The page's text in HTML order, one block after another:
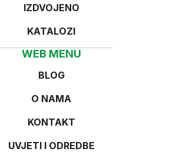
IZDVOJENO
KATALOZI
WEB MENU
BLOG
O NAMA
KONTAKT
UVJETI I ODREDBE